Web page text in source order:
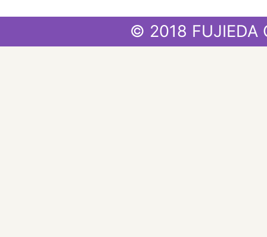
© 2018 FUJIEDA